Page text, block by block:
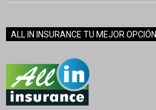
ALL IN INSURANCE TU MEJOR OPCIÓN